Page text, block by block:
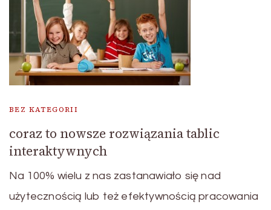
BEZ KATEGORII
coraz to nowsze rozwiązania tablic
interaktywnych
Na 100% wielu z nas zastanawiało się nad
użytecznością lub też efektywnością pracowania